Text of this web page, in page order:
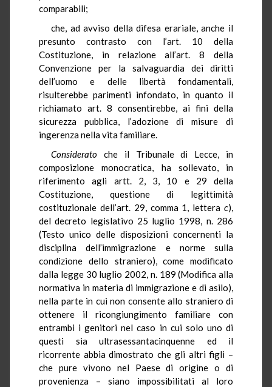
comparabili;
che, ad avviso della difesa erariale, anche il
presunto contrasto con l’art. 10 della
Costituzione, in relazione all’art. 8 della
Convenzione per la salvaguardia dei diritti
dell’uomo e delle libertà fondamentali,
risulterebbe parimenti infondato, in quanto il
richiamato art. 8 consentirebbe, ai fini della
sicurezza pubblica, l’adozione di misure di
ingerenza nella vita familiare.
Considerato che il Tribunale di Lecce, in
composizione monocratica, ha sollevato, in
riferimento agli artt. 2, 3, 10 e 29 della
Costituzione, questione di legittimità
costituzionale dell’art. 29, comma 1, lettera c),
del decreto legislativo 25 luglio 1998, n. 286
(Testo unico delle disposizioni concernenti la
disciplina dell’immigrazione e norme sulla
condizione dello straniero), come modificato
dalla legge 30 luglio 2002, n. 189 (Modifica alla
normativa in materia di immigrazione e di asilo),
nella parte in cui non consente allo straniero di
ottenere il ricongiungimento familiare con
entrambi i genitori nel caso in cui solo uno di
questi sia ultrasessantacinquenne ed il
ricorrente abbia dimostrato che gli altri figli –
che pure vivono nel Paese di origine o di
provenienza – siano impossibilitati al loro